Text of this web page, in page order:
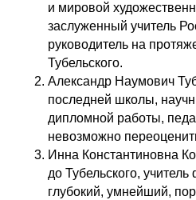
и мировой
заслуженный учитель
руководитель на
Тубельского.
Александр Наумович
последней школы,
дипломной работы,
невозможно
Инна Константиновна
до Тубельского,
глубокий, умнейший,